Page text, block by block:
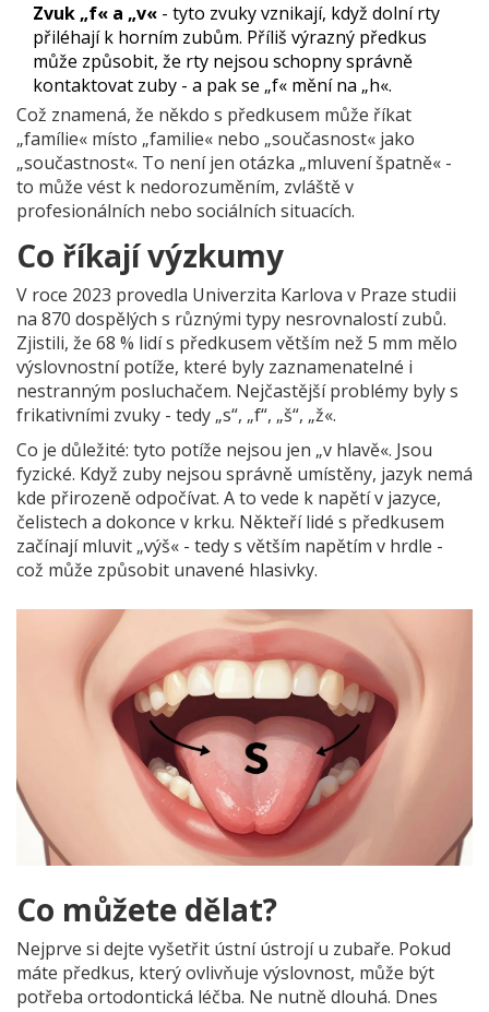
Zvuk „f« a „v« - tyto zvuky vznikají, když dolní rty
přiléhají k horním zubům. Příliš výrazný předkus
může způsobit, že rty nejsou schopny správně
kontaktovat zuby - a pak se „f« mění na „h«.
Což znamená, že někdo s předkusem může říkat
„famílie« místo „familie« nebo „současnost« jako
„součastnost«. To není jen otázka „mluvení špatně« -
to může vést k nedorozuměním, zvláště v
profesionálních nebo sociálních situacích.
Co říkají výzkumy
V roce 2023 provedla Univerzita Karlova v Praze studii
na 870 dospělých s různými typy nesrovnalostí zubů.
Zjistili, že 68 % lidí s předkusem větším než 5 mm mělo
výslovnostní potíže, které byly zaznamenatelné i
nestranným posluchačem. Nejčastější problémy byly s
frikativními zvuky - tedy „s“, „f“, „š“, „ž«.
Co je důležité: tyto potíže nejsou jen „v hlavě«. Jsou
fyzické. Když zuby nejsou správně umístěny, jazyk nemá
kde přirozeně odpočívat. A to vede k napětí v jazyce,
čelistech a dokonce v krku. Někteří lidé s předkusem
začínají mluvit „výš« - tedy s větším napětím v hrdle -
což může způsobit unavené hlasivky.
Co můžete dělat?
Nejprve si dejte vyšetřit ústní ústrojí u zubaře. Pokud
máte předkus, který ovlivňuje výslovnost, může být
potřeba ortodontická léčba. Ne nutně dlouhá. Dnes